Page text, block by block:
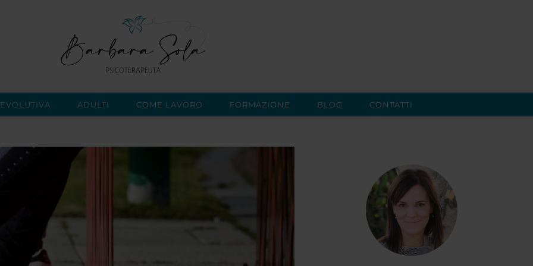
ADULTI COME LAVORO FORMAZIONE BLOG CONTATTI